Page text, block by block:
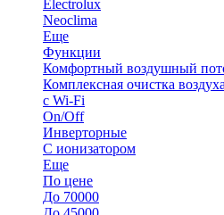
Electrolux
Neoclima
Еще
Функции
Комфортный воздушный
Комплексная очистка воздуха
с Wi-Fi
On/Off
Инверторные
С ионизатором
Еще
По цене
До 70000